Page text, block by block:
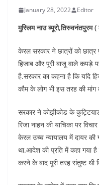
January 28, 2022 Editor
मुस्लिम नाउ ब्यूरो,तिरुवनंतपुरम
केरल सरकार ने छात्रों को छात्र
हिजाब और पूरी बाजू वाले कपड़े
है.सरकार का कहना है कि यदि
कौम के लोग भी इस तरह की मांग
सरकार ने कोझीकोड के
रिजा नाहन की याचिका पर
केरल उच्च न्यायालय में दायर
था.आदेश की प्रति में कहा गया है
करने के बाद पूरी तरह संतुष्ट थी